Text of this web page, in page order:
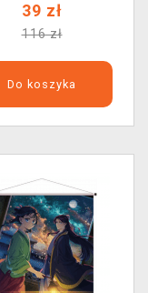
39 zł
116 zł
Do koszyka